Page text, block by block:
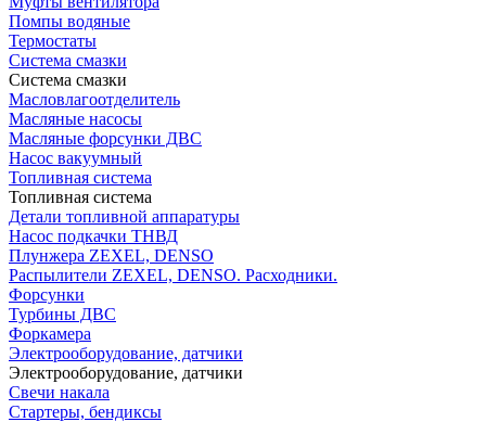
Помпы водяные
Термостаты
Система смазки
Система смазки
Масловлагоотделитель
Масляные насосы
Масляные форсунки ДВС
Насос вакуумный
Топливная система
Топливная система
Детали топливной аппаратуры
Насос подкачки ТНВД
Плунжера ZEXEL, DENSO
Распылители ZEXEL, DENSO. Расходники.
Форсунки
Турбины ДВС
Форкамера
Электрооборудование, датчики
Электрооборудование, датчики
Свечи накала
Стартеры, бендиксы